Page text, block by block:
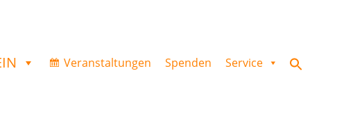
Veranstaltungen Spenden Service